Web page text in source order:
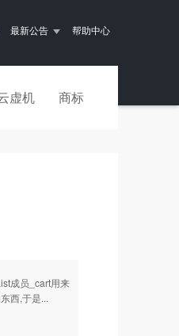
最新公告 帮助中心
虚机 商标
成员_cart用来
西,于是...